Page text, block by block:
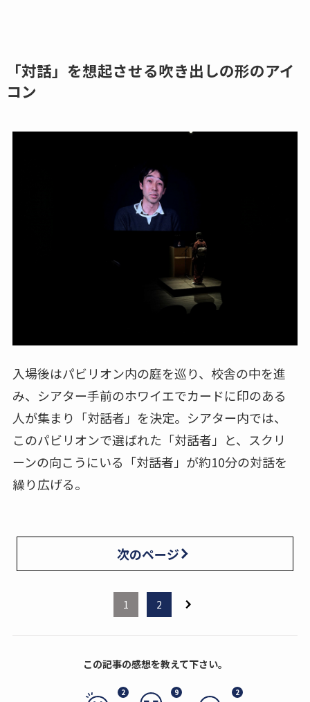
「対話」を想起させる吹き出しの形のアイ
コン
入場後はパビリオン内の庭を巡り、校舎の中を進
み、シアター手前のホワイエでカードに印のある
人が集まり「対話者」を決定。シアター内では、
このパビリオンで選ばれた「対話者」と、スクリ
ーンの向こうにいる「対話者」が約10分の対話を
繰り広げる。
次のページ
1 2
この記事の感想を教えて下さい。
2 9 2